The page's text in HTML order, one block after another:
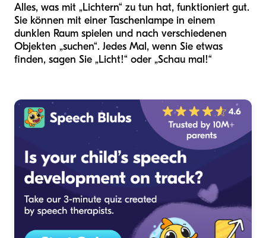
Alles, was mit „Lichtern“ zu tun hat, funktioniert gut.
Sie können mit einer Taschenlampe in einem
dunklen Raum spielen und nach verschiedenen
Objekten „suchen“. Jedes Mal, wenn Sie etwas
finden, sagen Sie „Licht!“ oder „Schau mal!“